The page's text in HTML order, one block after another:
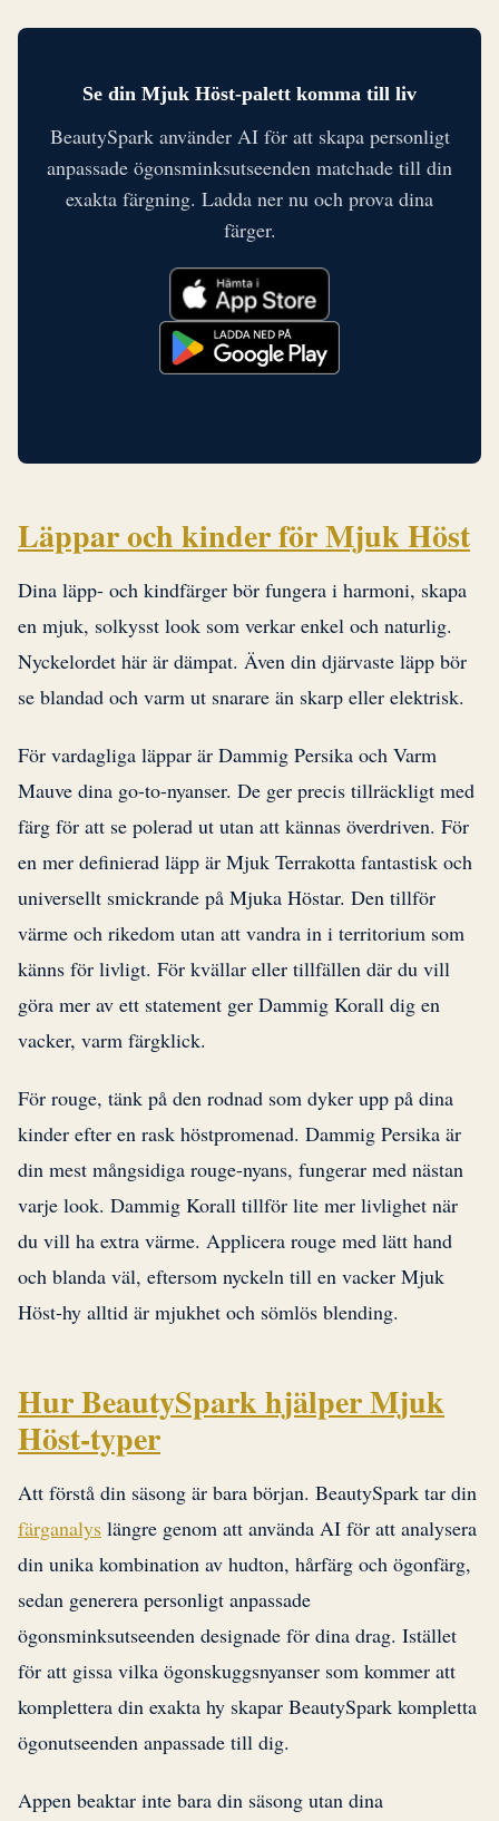
Se din Mjuk Höst-palett komma till liv
BeautySpark använder AI för att skapa personligt
anpassade ögonsminksutseenden matchade till din
exakta färgning. Ladda ner nu och prova dina
färger.
Läppar och kinder för Mjuk Höst
Dina läpp- och kindfärger bör fungera i harmoni, skapa
en mjuk, solkysst look som verkar enkel och naturlig.
Nyckelordet här är dämpat. Även din djärvaste läpp bör
se blandad och varm ut snarare än skarp eller elektrisk.
För vardagliga läppar är Dammig Persika och Varm
Mauve dina go-to-nyanser. De ger precis tillräckligt med
färg för att se polerad ut utan att kännas överdriven. För
en mer definierad läpp är Mjuk Terrakotta fantastisk och
universellt smickrande på Mjuka Höstar. Den tillför
värme och rikedom utan att vandra in i territorium som
känns för livligt. För kvällar eller tillfällen där du vill
göra mer av ett statement ger Dammig Korall dig en
vacker, varm färgklick.
För rouge, tänk på den rodnad som dyker upp på dina
kinder efter en rask höstpromenad. Dammig Persika är
din mest mångsidiga rouge-nyans, fungerar med nästan
varje look. Dammig Korall tillför lite mer livlighet när
du vill ha extra värme. Applicera rouge med lätt hand
och blanda väl, eftersom nyckeln till en vacker Mjuk
Höst-hy alltid är mjukhet och sömlös blending.
Hur BeautySpark hjälper Mjuk
Höst-typer
Att förstå din säsong är bara början. BeautySpark tar din
färganalys längre genom att använda AI för att analysera
din unika kombination av hudton, hårfärg och ögonfärg,
sedan generera personligt anpassade
ögonsminksutseenden designade för dina drag. Istället
för att gissa vilka ögonskuggsnyanser som kommer att
komplettera din exakta hy skapar BeautySpark kompletta
ögonutseenden anpassade till dig.
Appen beaktar inte bara din säsong utan dina